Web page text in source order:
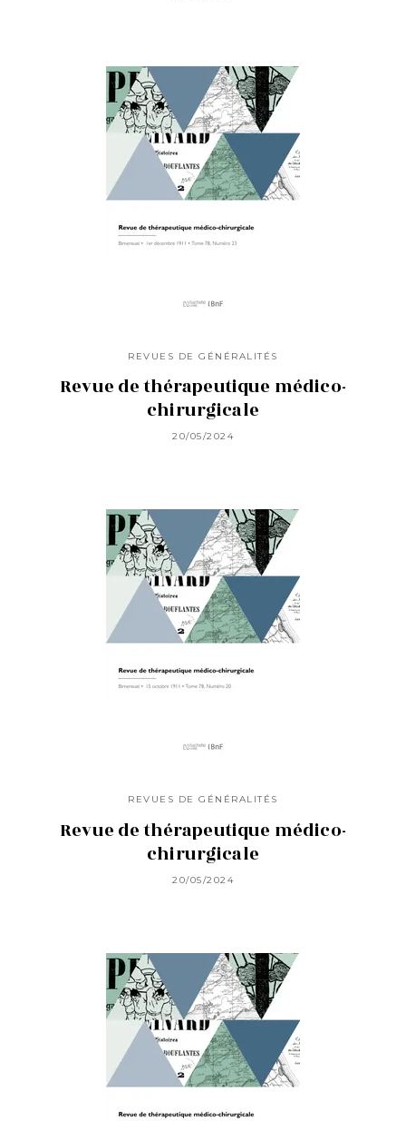
REVUES DE GÉNÉRALITÉS
Revue de thérapeutique médico-
chirurgicale
20/05/2024
REVUES DE GÉNÉRALITÉS
Revue de thérapeutique médico-
chirurgicale
20/05/2024